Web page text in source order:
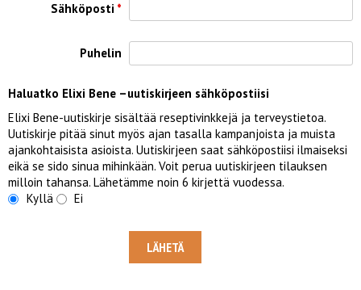
Sähköposti *
Puhelin
Haluatko Elixi Bene –uutiskirjeen sähköpostiisi
Kyllä Ei
Elixi Bene-uutiskirje sisältää reseptivinkkejä ja terveystietoa.
Uutiskirje pitää sinut myös ajan tasalla kampanjoista ja muista
ajankohtaisista asioista. Uutiskirjeen saat sähköpostiisi ilmaiseksi
eikä se sido sinua mihinkään. Voit perua uutiskirjeen tilauksen
milloin tahansa. Lähetämme noin 6 kirjettä vuodessa.